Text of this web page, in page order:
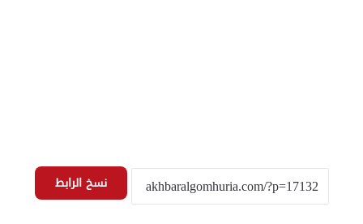
نسخ الرابط